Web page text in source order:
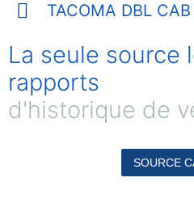
TACOMA DBL
La seule source
rapports
d'historique de
SOURCE